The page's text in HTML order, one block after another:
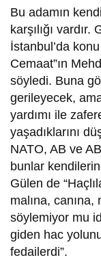
Bu adamın
karşılığı
İstanbul’da
Cemaat”ın
söyledi. Buna
gerileyecek,
yardımı ile
yaşadıklarını
NATO, AB ve
bunlar
Gülen de
malına,
söylemiyor mu
giden hac
fedailerdi”.